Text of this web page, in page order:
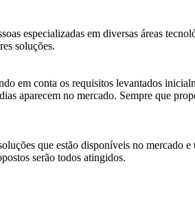
especializadas em diversas áreas
soluções.
em conta os requisitos levantados
aparecem no mercado. Sempre que
que estão disponíveis no mercado
serão todos atingidos.